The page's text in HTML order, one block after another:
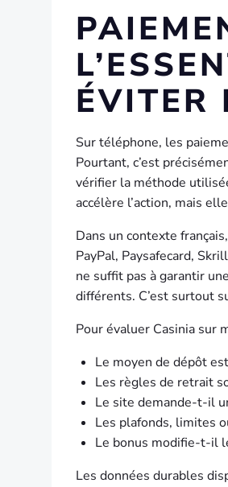
ÉVITER
Sur téléphone, les
Pourtant, c’est
vérifier la méthode
accélère l’action, mais
Dans un contexte
PayPal, Paysafecard,
ne suffit pas à garantir
différents. C’est surtout
Pour évaluer Casinia sur
Le moyen de dépôt
Les règles de retrait
Le site demande-t-il
Les plafonds, limites
Le bonus modifie-t-il
Les données durables